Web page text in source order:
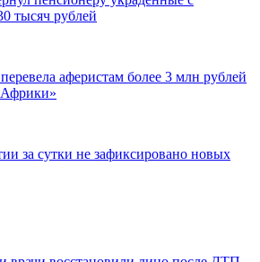
тысяч рублей
аферистам более 3 млн рублей
Африки»
за сутки не зафиксировано новых